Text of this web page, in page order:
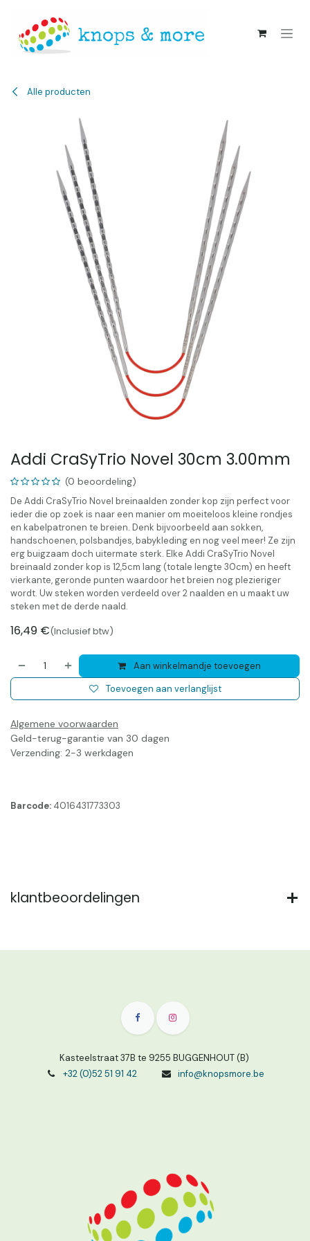
Alle producten
Addi CraSyTrio Novel 30cm 3.00mm
(0 beoordeling)
De Addi CraSyTrio Novel breinaalden zonder kop zijn perfect voor
ieder die op zoek is naar een manier om moeiteloos kleine rondjes
en kabelpatronen te breien. Denk bijvoorbeeld aan sokken,
handschoenen, polsbandjes, babykleding en nog veel meer! Ze zijn
erg buigzaam doch uitermate sterk. Elke Addi CraSyTrio Novel
breinaald zonder kop is 12,5cm lang (totale lengte 30cm) en heeft
vierkante, geronde punten waardoor het breien nog plezieriger
wordt. Uw steken worden verdeeld over 2 naalden en u maakt uw
steken met de derde naald.
16,49 €(Inclusief btw)
Aan winkelmandje toevoegen
Toevoegen aan verlanglijst
Algemene voorwaarden
Geld-terug-garantie van 30 dagen
Verzending: 2-3 werkdagen
Barcode: 4016431773303
klantbeoordelingen
Kasteelstraat 37B te 9255 BUGGENHOUT (B)
+32 (0)52 51 91 42
info@knopsmore.be